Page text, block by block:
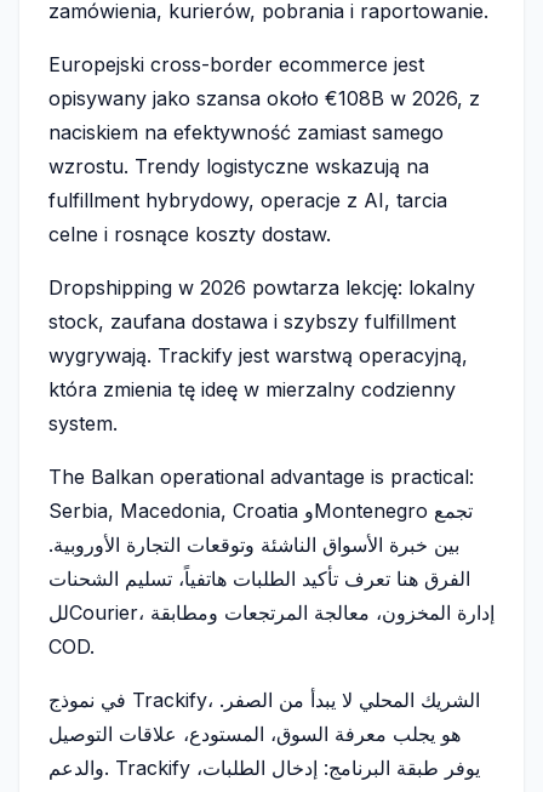
zamówienia, kurierów, pobrania i raportowanie.
Europejski cross-border ecommerce jest
opisywany jako szansa około €108B w 2026, z
naciskiem na efektywność zamiast samego
wzrostu. Trendy logistyczne wskazują na
fulfillment hybrydowy, operacje z AI, tarcia
celne i rosnące koszty dostaw.
Dropshipping w 2026 powtarza lekcję: lokalny
stock, zaufana dostawa i szybszy fulfillment
wygrywają. Trackify jest warstwą operacyjną,
która zmienia tę ideę w mierzalny codzienny
system.
The Balkan operational advantage is practical:
Serbia, Macedonia, Croatia وMontenegro تجمع
بين خبرة الأسواق الناشئة وتوقعات التجارة الأوروبية.
الفرق هنا تعرف تأكيد الطلبات هاتفياً، تسليم الشحنات
للCourier، إدارة المخزون، معالجة المرتجعات ومطابقة
COD.
في نموذج Trackify، الشريك المحلي لا يبدأ من الصفر.
هو يجلب معرفة السوق، المستودع، علاقات التوصيل
والدعم. Trackify يوفر طبقة البرنامج: إدخال الطلبات،